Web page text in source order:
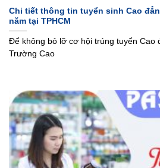
Chi tiết thông tin tuyển sinh Cao
năm tại TPHCM
Để không bỏ lỡ cơ hội trúng tuyển Cao
Trường Cao